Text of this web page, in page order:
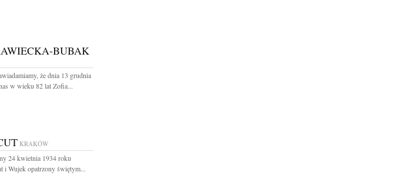
BUBAK
że dnia 13 grudnia
w wieku 82 lat Zofia...
KRAKÓW
24 kwietnia 1934 roku
i Wujek opatrzony świętym...